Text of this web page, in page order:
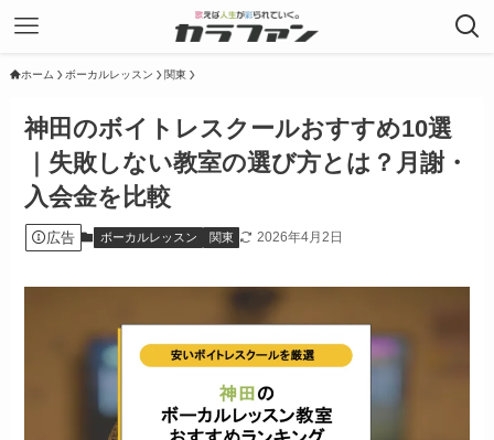
ホーム ボーカルレッスン 関東
神田のボイトレスクールおすすめ10選
｜失敗しない教室の選び方とは？月謝・
入会金を比較
広告 ボーカルレッスン 関東 2026年4月2日